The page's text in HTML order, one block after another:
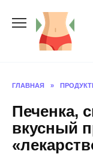
содержанию
ГЛАВНАЯ »
Печенка,
вкусный